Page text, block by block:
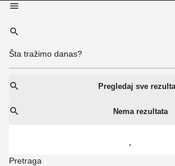
Pregledaj sve
Nema rezultata
Pretraga